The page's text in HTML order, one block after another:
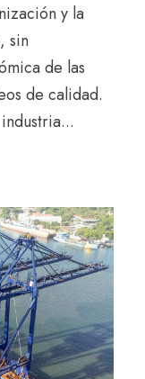
y la
sin
de las
de calidad.